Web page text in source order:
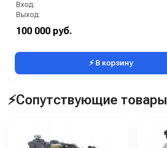
Вход:
Выход:
100 000 руб.
⚡ В корзину
⚡Сопутствующие товары